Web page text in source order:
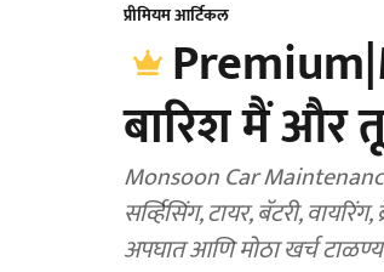
प्रीमियम आर्टिकल
बारिश मैं और
Monsoon Car
सर्व्हिसिंग, टायर, बॅटरी,
अपघात आणि मोठा खर्च